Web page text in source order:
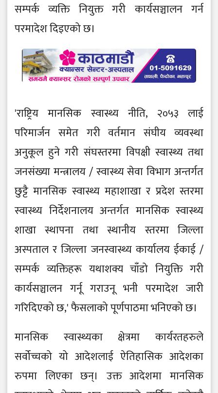
सम्पर्क व्यक्ति नियुक्त गरी कार्यसञ्चालन गर्न
परमादेश दिइएको छ।
'राष्ट्रिय मानसिक स्वास्थ्य नीति, २०५३ लाई
परिमार्जन समेत गरी वर्तमान संघीय व्यवस्था
अनुकूल हुने गरी संघस्तरमा विपक्षी स्वास्थ्य तथा
जनसंख्या मन्त्रालय / स्वास्थ्य सेवा विभाग अन्तर्गत
छुट्टै मानसिक स्वास्थ्य महाशाखा र प्रदेश स्तरमा
स्वास्थ्य निर्देशनालय अन्तर्गत मानसिक स्वास्थ्य
शाखा स्थापना तथा स्थानीय स्तरमा जिल्ला
अस्पताल र जिल्ला जनस्वास्थ्य कार्यालय ईकाई /
सम्पर्क व्यक्तिहरू यथाशक्य चाँडो नियुक्ति गरी
कार्यसञ्चालन गर्नू गराउनू भनी परमादेश जारी
गरिदिएको छ,' फैसलाको पूर्णपाठमा भनिएको छ।
मानसिक स्वास्थ्यका क्षेत्रमा कार्यरतहरुले
सर्वोच्चको यो आदेशलाई ऐतिहासिक आदेशका
रुपमा लिएका छन्। उक्त आदेशमा मानसिक